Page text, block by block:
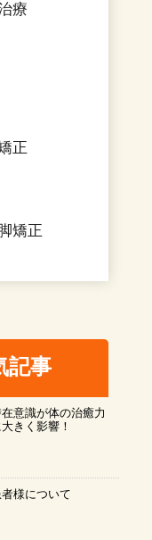
療
正
矯正
記事
意識が体の治癒力
きく影響！
様について